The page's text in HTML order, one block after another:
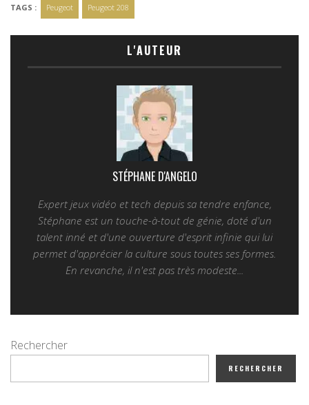
TAGS : Peugeot Peugeot 208
L'AUTEUR
STÉPHANE D'ANGELO
Expert jeux vidéo et tech depuis sa tendre enfance,
Stéphane est un touche-à-tout de génie, doté d'un
talent inné et d'une ouverture d'esprit infinie qui lui
permet d'apprécier la culture sous toutes ses formes.
En revanche, il n'est pas très modeste...
Rechercher
RECHERCHER